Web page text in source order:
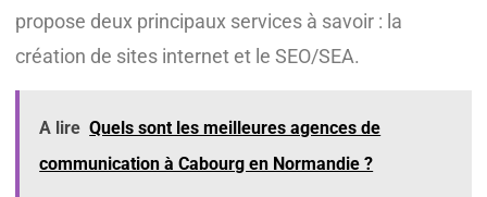
propose deux principaux services à savoir : la
création de sites internet et le SEO/SEA.
A lire Quels sont les meilleures agences de
communication à Cabourg en Normandie ?